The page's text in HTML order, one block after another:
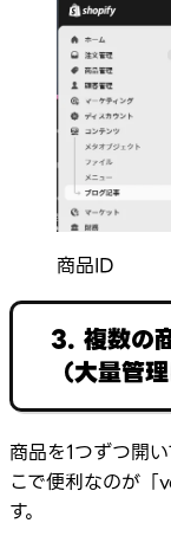
商品ID
3. 複数の
（大量管
商品を1つずつ開
こで便利なのが
す。